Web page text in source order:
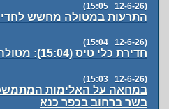
(12-6-26 15:05)
התרעות במטולה מחשש
(12-6-26 15:04)
חדירת כלי טיס (15:04): מטולה
(12-6-26 15:03)
במחאה על האלימות
בשר ברחוב בכפר כנא